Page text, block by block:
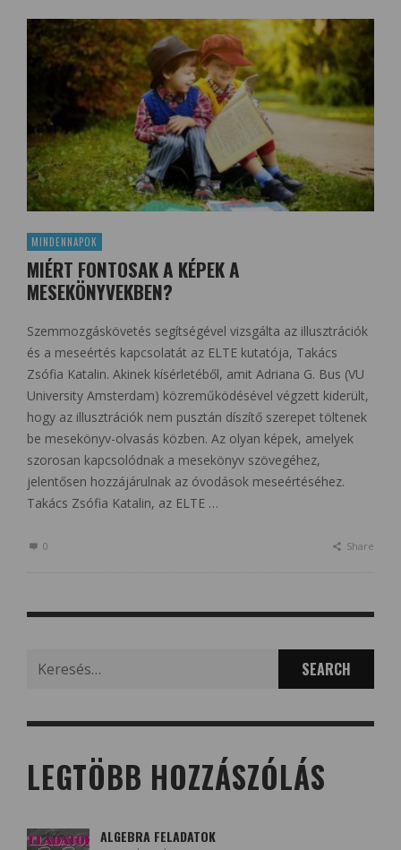
MINDENNAPOK
MIÉRT FONTOSAK A KÉPEK A
MESEKÖNYVEKBEN?
Szemmozgáskövetés segítségével vizsgálta az illusztrációk
és a meseértés kapcsolatát az ELTE kutatója, Takács
Zsófia Katalin. Akinek kísérletéből, amit Adriana G. Bus (VU
University Amsterdam) közreműködésével végzett kiderült,
hogy az illusztrációk nem pusztán díszítő szerepet töltenek
be mesekönyv-olvasás közben. Az olyan képek, amelyek
szorosan kapcsolódnak a mesekönyv szövegéhez,
jelentősen hozzájárulnak az óvodások meseértéséhez.
Takács Zsófia Katalin, az ELTE …
0 Share
LEGTÖBB HOZZÁSZÓLÁS
ALGEBRA FELADATOK